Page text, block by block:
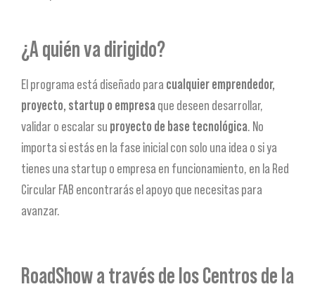
¿A quién va dirigido?
El programa está diseñado para cualquier emprendedor,
proyecto, startup o empresaque deseen desarrollar,
validar o escalar su proyecto de base tecnológica. No
importa si estás en la fase inicial con solo una idea o si ya
tienes una startup o empresa en funcionamiento, en la Red
Circular FAB encontrarás el apoyo que necesitas para
avanzar.
RoadShow a través de los Centros de la